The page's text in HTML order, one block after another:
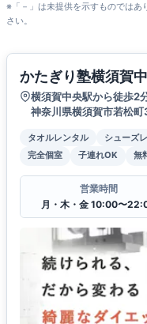
※「－」は未提供を示すものではあ
さい。
かたぎり塾横須賀
横須賀中央駅から徒歩2
神奈川県横須賀市若松
タオルレンタル シューズ
完全個室
子連れOK 無
営業時間
月・木・金 10:00〜